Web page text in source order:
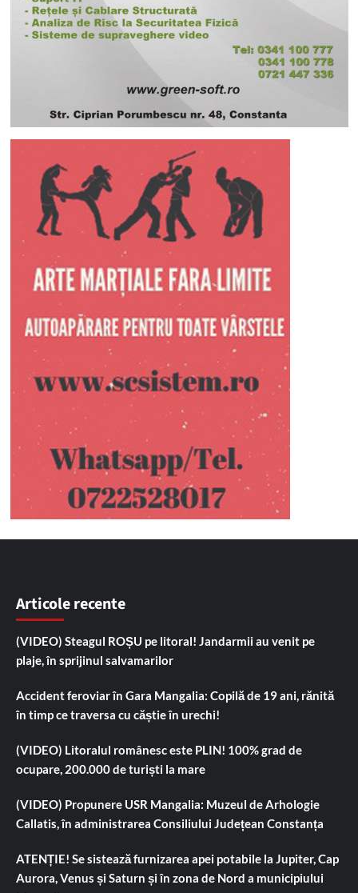
Articole recente
(VIDEO) Steagul ROȘU pe litoral! Jandarmii au venit pe
plaje, în sprijinul salvamarilor
Accident feroviar în Gara Mangalia: Copilă de 19 ani, rănită
în timp ce traversa cu căștie în urechi!
(VIDEO) Litoralul românesc este PLIN! 100% grad de
ocupare, 200.000 de turiști la mare
(VIDEO) Propunere USR Mangalia: Muzeul de Arhologie
Callatis, în administrarea Consiliului Județean Constanța
ATENȚIE! Se sistează furnizarea apei potabile la Jupiter, Cap
Aurora, Venus și Saturn și în zona de Nord a municipiului